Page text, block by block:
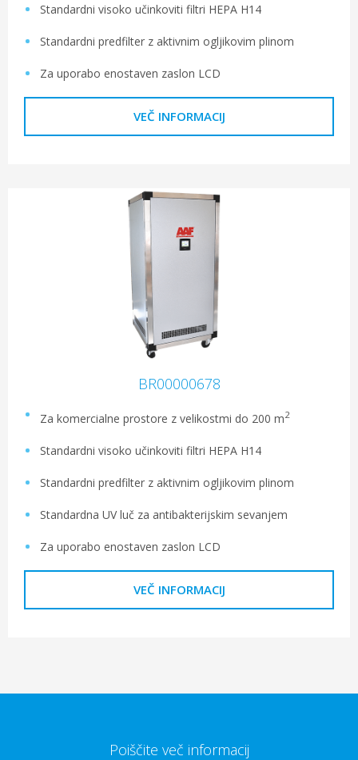
Standardni visoko učinkoviti filtri HEPA H14
Standardni predfilter z aktivnim ogljikovim plinom
Za uporabo enostaven zaslon LCD
VEČ INFORMACIJ
BR00000678
Za komercialne prostore z velikostmi do 200 m2
Standardni visoko učinkoviti filtri HEPA H14
Standardni predfilter z aktivnim ogljikovim plinom
Standardna UV luč za antibakterijskim sevanjem
Za uporabo enostaven zaslon LCD
VEČ INFORMACIJ
Poiščite več informacij